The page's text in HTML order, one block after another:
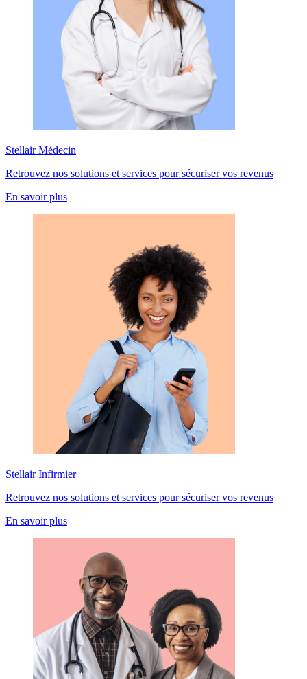
Stellair Médecin
Retrouvez nos solutions et services pour sécuriser vos revenus
En savoir plus
Stellair Infirmier
Retrouvez nos solutions et services pour sécuriser vos revenus
En savoir plus